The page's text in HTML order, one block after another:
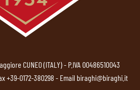
CUNEO (ITALY) - P.IVA 00486510043
+39-0172-380298 - Email biraghi@biraghi.it